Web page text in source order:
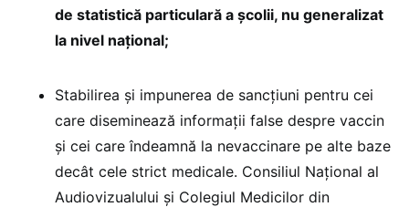
de statistică particulară a școlii, nu generalizat
la nivel național;
Stabilirea și impunerea de sancțiuni pentru cei
care diseminează informații false despre vaccin
și cei care îndeamnă la nevaccinare pe alte baze
decât cele strict medicale. Consiliul Național al
Audiovizualului și Colegiul Medicilor din